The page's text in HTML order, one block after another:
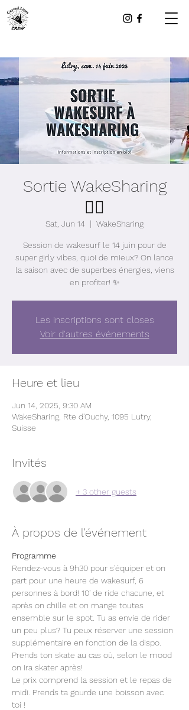
Sortie WakeSharing
🏄‍♀️
Sat, Jun 14
  |
WakeSharing
Session de wakesurf le 14 juin pour de
super girly vibes, quoi de mieux? On lance
la saison avec de superbes énergies, viens
en profiter! ✨
Les inscriptions sont closes
Voir d'autres événements
Heure et lieu
Jun 14, 2025, 9:30 AM
WakeSharing, Rte d'Ouchy, 1095 Lutry,
Suisse
Invités
+ 3 other guests
À propos de l'événement
Programme
Rendez-vous à 9h30 pour s'équiper et on
part pour une heure de wakesurf, 6
personnes à bord! 10' de ride chacune, et
après on chille et on mange toutes
ensemble sur le spot. Tu as envie de rider
un peu plus? Tu peux réserver une session
supplémentaire en fonction de la dispo.
Prends ton skate au cas où, selon le mood
on ira skater après!
Le prix comprend la session et le repas de
midi. Prends ta gourde une boisson avec
toi !